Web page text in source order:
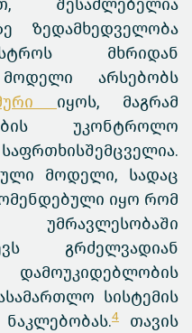
შესაძლებელია
ზედამხედველობა
მხრიდან
არსებობს
იყოს, მაგრამ
უკონტროლო
მოდელი, სადაც
იყო რომ
გრძელვადიან
სისტემის
4
თავის